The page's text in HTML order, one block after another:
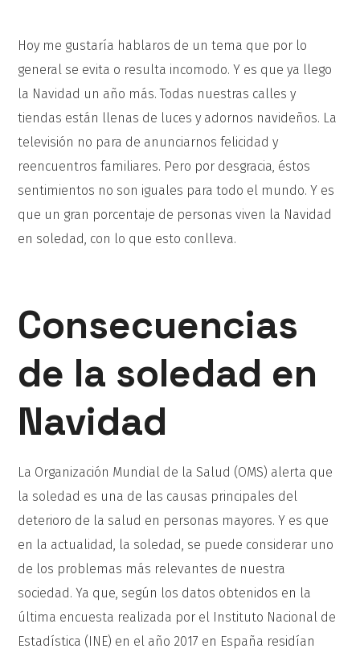
Hoy me gustaría hablaros de un tema que por lo
general se evita o resulta incomodo. Y es que ya llego
la Navidad un año más. Todas nuestras calles y
tiendas están llenas de luces y adornos navideños. La
televisión no para de anunciarnos felicidad y
reencuentros familiares. Pero por desgracia, éstos
sentimientos no son iguales para todo el mundo. Y es
que un gran porcentaje de personas viven la Navidad
en soledad, con lo que esto conlleva.
Consecuencias
de la soledad en
Navidad
La Organización Mundial de la Salud (OMS) alerta que
la soledad es una de las causas principales del
deterioro de la salud en personas mayores. Y es que
en la actualidad, la soledad, se puede considerar uno
de los problemas más relevantes de nuestra
sociedad. Ya que, según los datos obtenidos en la
última encuesta realizada por el Instituto Nacional de
Estadística (INE) en el año 2017 en España residían